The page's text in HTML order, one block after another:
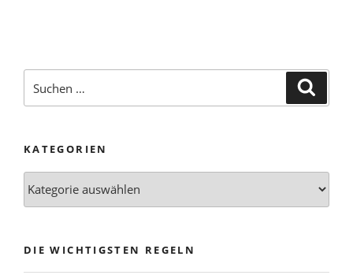
nach:
KATEGORIEN
DIE WICHTIGSTEN REGELN